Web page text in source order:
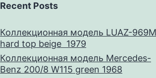
Recent Posts
Коллекционная модель LUAZ-969M
hard top beige 1979
Коллекционная модель Mercedes-
Benz 200/8 W115 green 1968